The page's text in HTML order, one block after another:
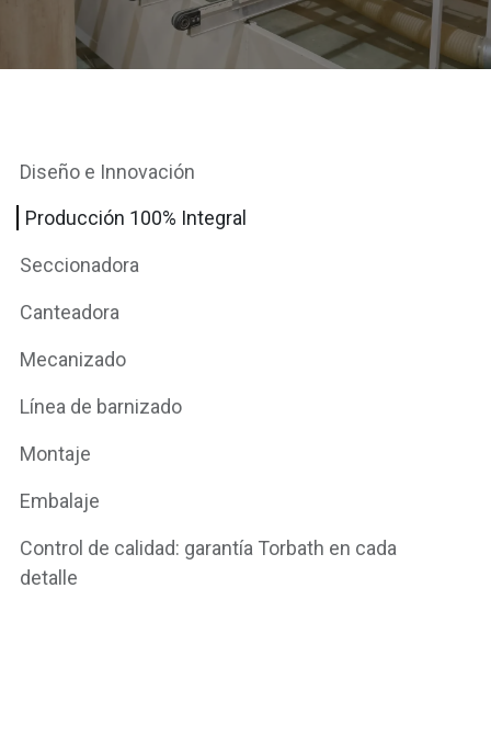
Diseño e Innovación
Producción 100% Integral
Seccionadora
Canteadora
Mecanizado
Línea de barnizado
Montaje
Embalaje
Control de calidad: garantía Torbath en cada
detalle